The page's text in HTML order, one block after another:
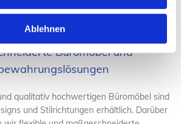
Ablehnen
Büromöbel und
qualitativ hochwertigen Büromöbel sind
und Stilrichtungen erhältlich. Darüber